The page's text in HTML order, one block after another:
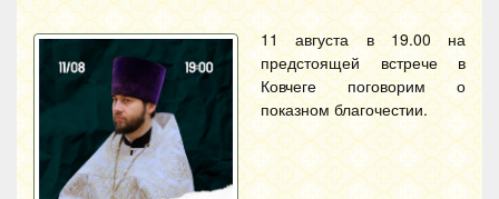
11 августа в 19.00 на
предстоящей встрече в
Ковчеге поговорим о
показном благочестии.